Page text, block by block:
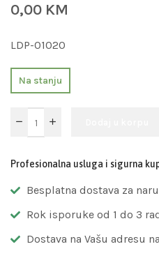
0,00 KM
LDP-01020
Na stanju
Profesionalna usluga i sigurna
Besplatna dostava za
Rok isporuke od 1 do 3
Dostava na Vašu adresu